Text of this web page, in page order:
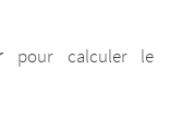
pour calculer le